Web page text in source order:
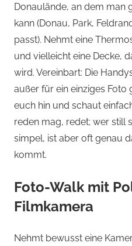
Donaulände, an dem man
kann (Donau, Park,
passt). Nehmt eine
und vielleicht eine Decke,
wird. Vereinbart: Die
außer für ein einziges Foto
euch hin und schaut
reden mag, redet; wer still
simpel, ist aber oft genau
kommt.
Foto-Walk mit
Filmkamera
Nehmt bewusst eine